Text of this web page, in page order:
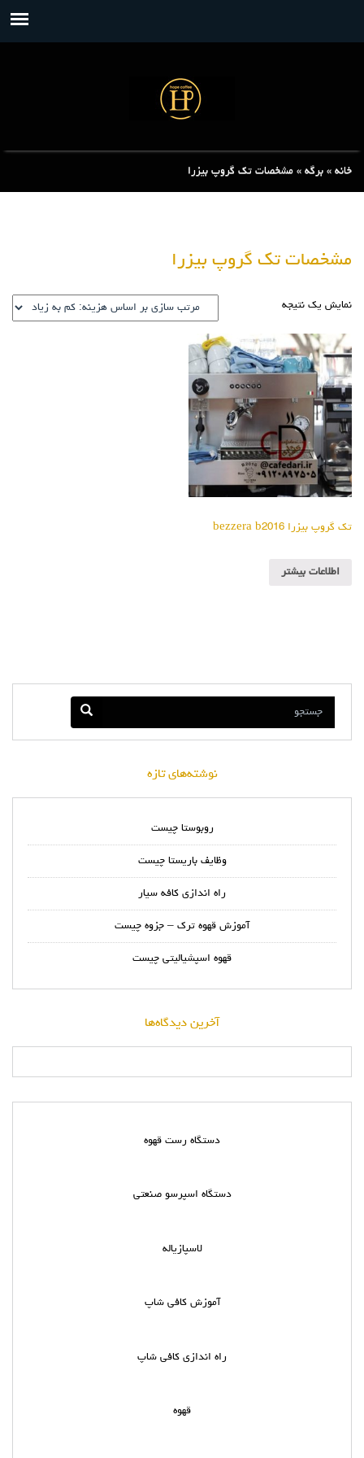
خانه » برگه » مشخصات تک گروپ بیزرا
مشخصات تک گروپ بیزرا
نمایش یک نتیجه
تک گروپ بیزرا bezzera b2016
اطلاعات بیشتر
نوشته‌های تازه
روبوستا چیست
وظایف باریستا چیست
راه اندازی کافه سیار
آموزش قهوه ترک – جزوه چیست
قهوه اسپشیالیتی چیست
آخرین دیدگاه‌ها
دستگاه رست قهوه
دستگاه اسپرسو صنعتی
لاسپازیاله
آموزش کافی شاپ
راه اندازی کافی شاپ
قهوه